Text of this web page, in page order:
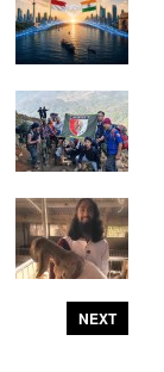
NEXT